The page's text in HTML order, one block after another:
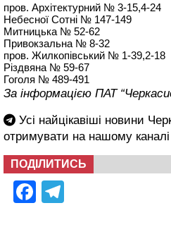
пров. Архітектурний № 3-15,4-24
Небесної Сотні № 147-149
Митницька № 52-62
Привокзальна № 8-32
пров. Жилкопівський № 1-39,2-18
Різдвяна № 59-67
Гоголя № 489-491
За інформацією ПАТ
Усі найцікавіші новини
отримувати на нашому
ПОДІЛИТИСЬ
Facebook